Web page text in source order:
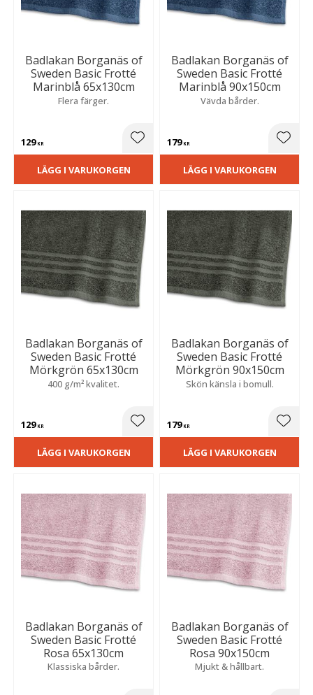
Badlakan Borganäs of
Sweden Basic Frotté
Marinblå 65x130cm
Flera färger.
129KR Lägg till i favoriter
LÄGG I VARUKORGEN
Badlakan Borganäs of
Sweden Basic Frotté
Marinblå 90x150cm
Vävda bårder.
179KR
LÄGG I VARUKORGEN
Badlakan Borganäs of
Sweden Basic Frotté
Mörkgrön 65x130cm
400 g/m² kvalitet.
129KR Lägg till i favoriter
LÄGG I VARUKORGEN
Badlakan Borganäs of
Sweden Basic Frotté
Mörkgrön 90x150cm
Skön känsla i bomull.
179KR
LÄGG I VARUKORGEN
Badlakan Borganäs of
Sweden Basic Frotté
Rosa 65x130cm
Klassiska bårder.
Badlakan Borganäs of
Sweden Basic Frotté
Rosa 90x150cm
Mjukt & hållbart.